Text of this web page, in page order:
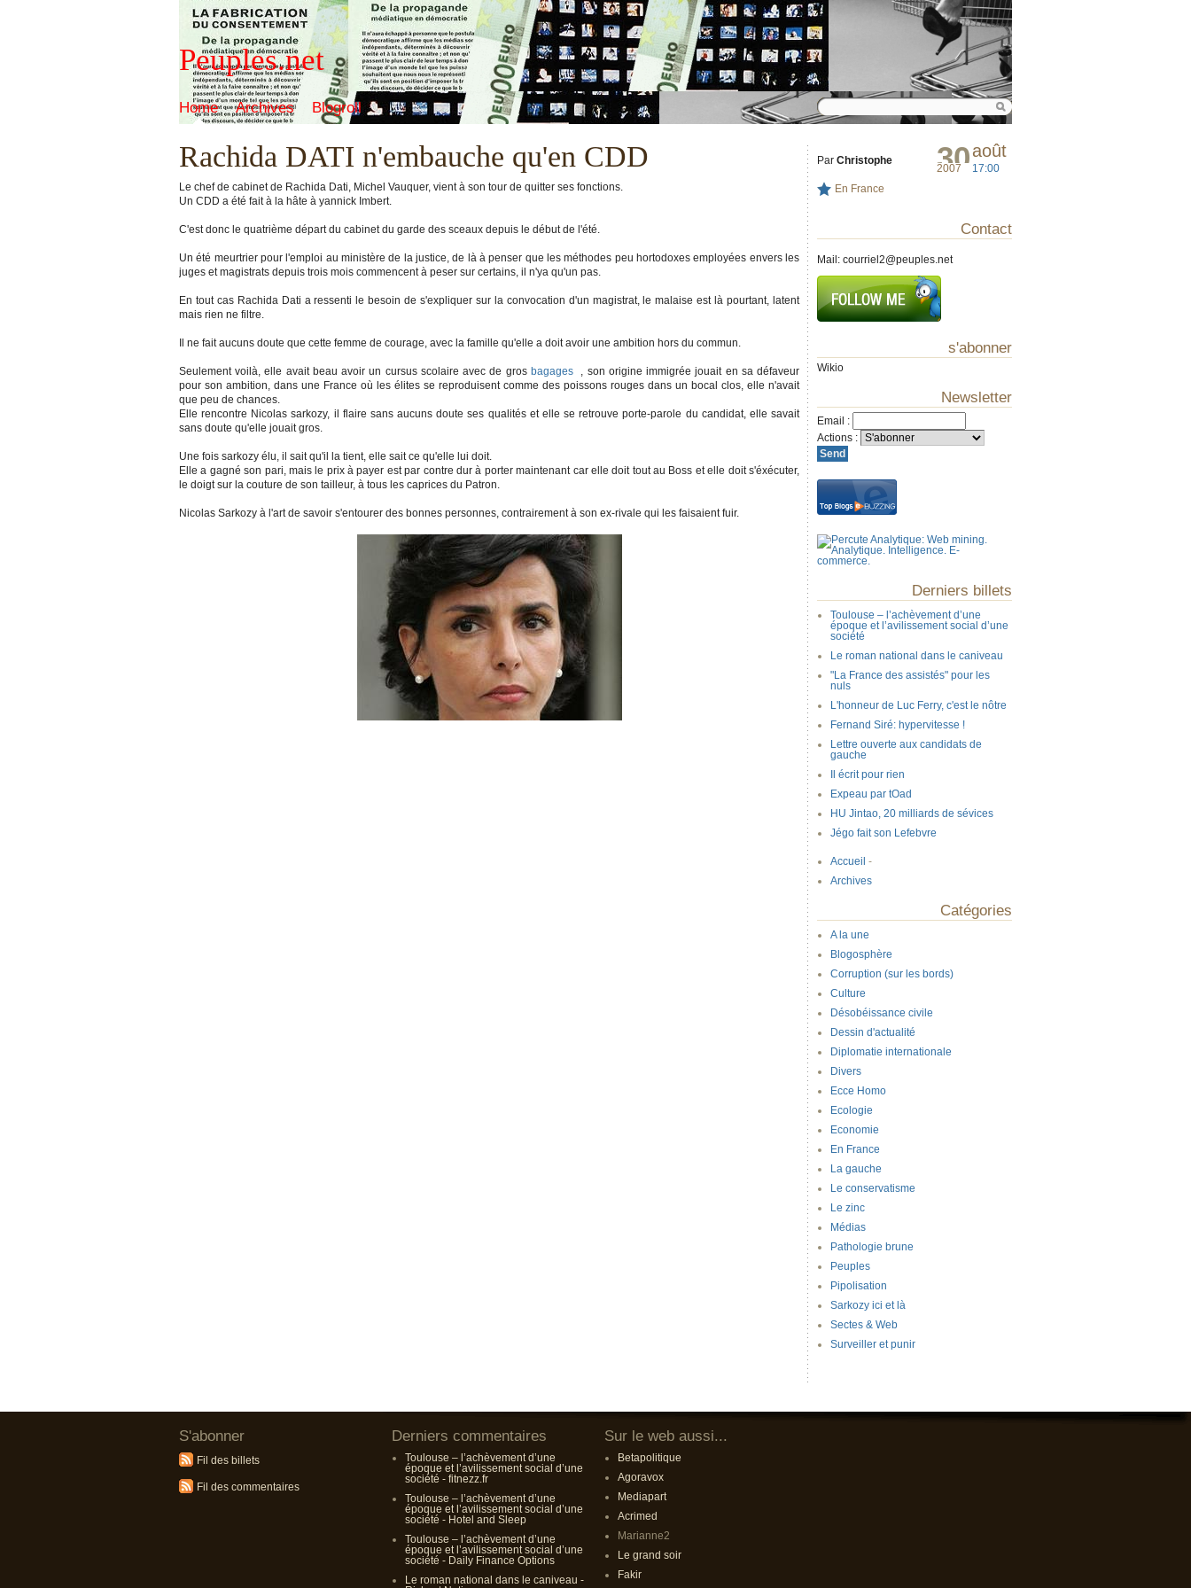
Peuples.net
Home Archives Blogroll
Rachida DATI n'embauche qu'en CDD 30août
2007 17:00
Par Christophe
En France
Le chef de cabinet de Rachida Dati, Michel Vauquer, vient à son tour de quitter ses fonctions.
Un CDD a été fait à la hâte à yannick Imbert.
C'est donc le quatrième départ du cabinet du garde des sceaux depuis le début de l'été.
Un été meurtrier pour l'emploi au ministère de la justice, de là à penser que les méthodes peu hortodoxes employées envers les
juges et magistrats depuis trois mois commencent à peser sur certains, il n'ya qu'un pas.
En tout cas Rachida Dati a ressenti le besoin de s'expliquer sur la convocation d'un magistrat, le malaise est là pourtant, latent
mais rien ne filtre.
Il ne fait aucuns doute que cette femme de courage, avec la famille qu'elle a doit avoir une ambition hors du commun.
Seulement voilà, elle avait beau avoir un cursus scolaire avec de gros bagages
, son origine immigrée jouait en sa défaveur
pour son ambition, dans une France où les élites se reproduisent comme des poissons rouges dans un bocal clos, elle n'avait
que peu de chances.
Elle rencontre Nicolas sarkozy, il flaire sans aucuns doute ses qualités et elle se retrouve porte-parole du candidat, elle savait
sans doute qu'elle jouait gros.
Une fois sarkozy élu, il sait qu'il la tient, elle sait ce qu'elle lui doit.
Elle a gagné son pari, mais le prix à payer est par contre dur à porter maintenant car elle doit tout au Boss et elle doit s'éxécuter,
le doigt sur la couture de son tailleur, à tous les caprices du Patron.
Nicolas Sarkozy à l'art de savoir s'entourer des bonnes personnes, contrairement à son ex-rivale qui les faisaient fuir.
Contact
Mail: courriel2@peuples.net
s'abonner
Wikio
Newsletter
Email :
Actions :
Derniers billets
Toulouse – l’achèvement d’une
époque et l’avilissement social d’une
société
Le roman national dans le caniveau
"La France des assistés" pour les
nuls
L'honneur de Luc Ferry, c'est le nôtre
Fernand Siré: hypervitesse !
Lettre ouverte aux candidats de
gauche
Il écrit pour rien
Expeau par tOad
HU Jintao, 20 milliards de sévices
Jégo fait son Lefebvre
Accueil -
Archives
Catégories
A la une
Blogosphère
Corruption (sur les bords)
Culture
Désobéissance civile
Dessin d'actualité
Diplomatie internationale
Divers
Ecce Homo
Ecologie
Economie
En France
La gauche
Le conservatisme
Le zinc
Médias
Pathologie brune
Peuples
Pipolisation
Sarkozy ici et là
Sectes & Web
Surveiller et punir
S'abonner
Fil des billets
Fil des commentaires
Derniers commentaires
Toulouse – l’achèvement d’une
époque et l’avilissement social d’une
société - fitnezz.fr
Toulouse – l’achèvement d’une
époque et l’avilissement social d’une
société - Hotel and Sleep
Toulouse – l’achèvement d’une
époque et l’avilissement social d’une
société - Daily Finance Options
Le roman national dans le caniveau -
Sur le web aussi...
Betapolitique
Agoravox
Mediapart
Acrimed
Marianne2
Le grand soir
Fakir